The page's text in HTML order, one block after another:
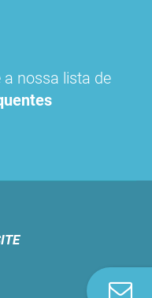
a nossa lista de